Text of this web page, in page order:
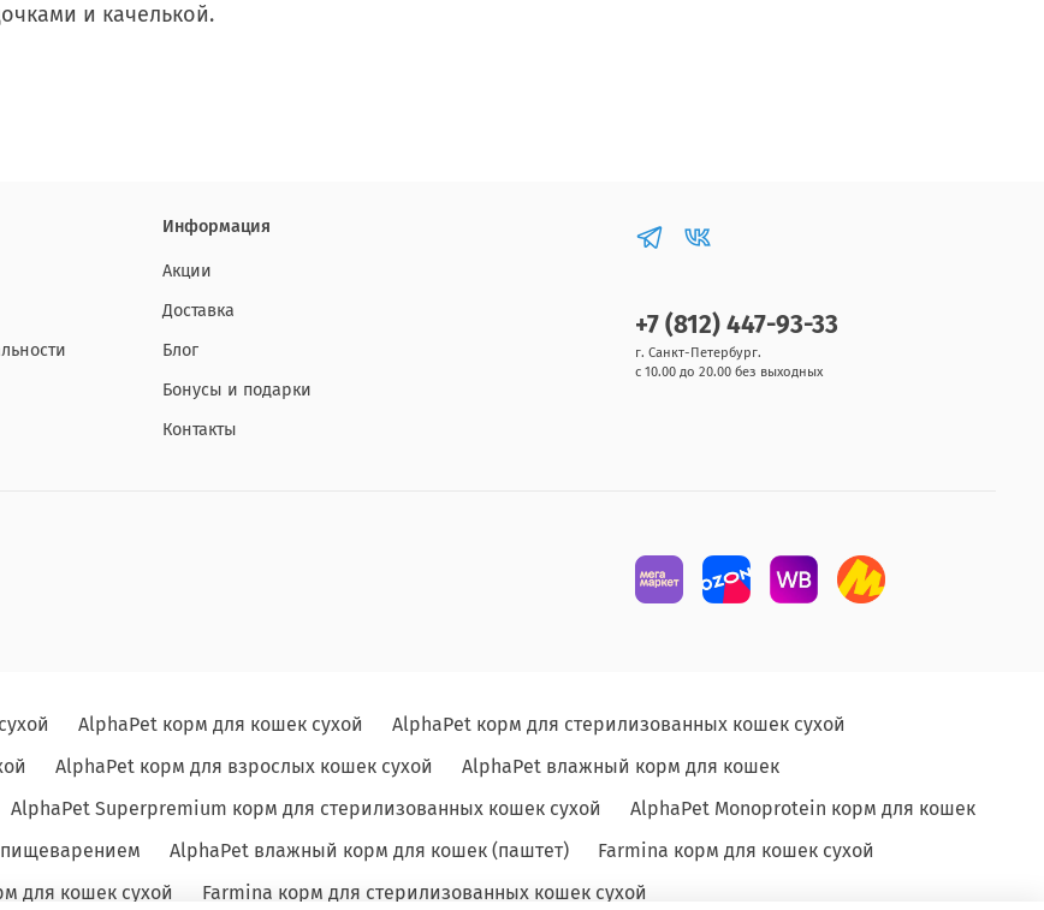
и качелькой.
Информация
Акции
Доставка
Блог
Бонусы и подарки
Контакты
+7 (812) 447-93-33
г. Санкт-Петербург.
с 10.00 до 20.00 без выходных
AlphaPet корм для кошек сухой
AlphaPet корм для стерилизованных кошек сухой
AlphaPet корм для взрослых кошек сухой
AlphaPet влажный корм для кошек
AlphaPet Superpremium корм для стерилизованных кошек сухой
AlphaPet Monoprotein корм для кошек
пищеварением
AlphaPet влажный корм для кошек (паштет)
Farmina корм для кошек сухой
для кошек сухой
Farmina корм для стерилизованных кошек сухой